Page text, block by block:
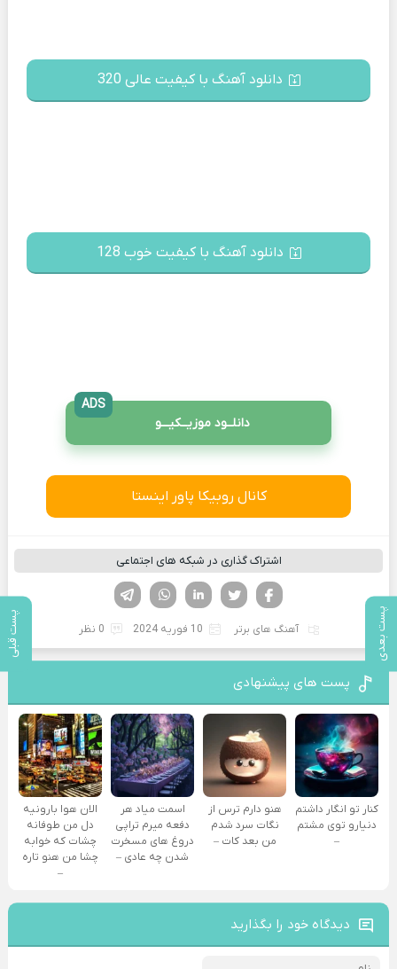
پست بعدی پست قبلی
دانلود آهنگ با کیفیت عالی 320
دانلود آهنگ با کیفیت خوب 128
دانلــود موزیــکیـــو
ADS
کانال روبیکا پاور اینستا
اشتراک گذاری در شبکه های اجتماعی
لینکدین تویتر
فیسوک
آهنگ های برتر 10 فوریه 2024 0 نظر
پست های پیشنهادی
کنار تو انگار داشتم
دنیارو توی مشتم
–
هنو دارم ترس از
نگات سرد شدم
من بعد کات –
اسمت میاد هر
دفعه میرم تراپی
دروغ‌ های مسخرت
شدن چه عادی –
الان هوا بارونیه
دل من طوفانه
چشات که خوابه
چشا من هنو تاره
–
دیدگاه خود را بگذارید